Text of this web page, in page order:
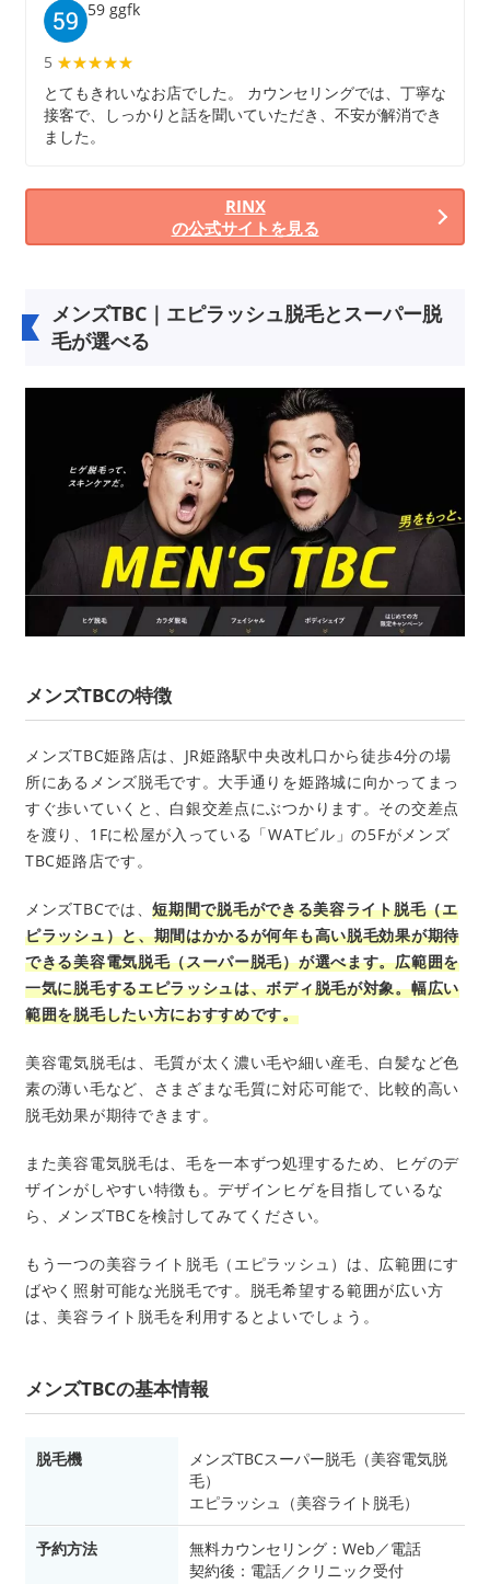
59 ggfk
5 ★★★★★
★★★★★
とてもきれいなお店でした。 カウンセリングでは、丁寧な
接客で、しっかりと話を聞いていただき、不安が解消でき
ました。
RINX
の公式サイトを見る
メンズTBC｜エピラッシュ脱毛とスーパー脱
毛が選べる
メンズTBCの特徴
メンズTBC姫路店は、JR姫路駅中央改札口から徒歩4分の場
所にあるメンズ脱毛です。大手通りを姫路城に向かってまっ
すぐ歩いていくと、白銀交差点にぶつかります。その交差点
を渡り、1Fに松屋が入っている「WATビル」の5Fがメンズ
TBC姫路店です。
メンズTBCでは、短期間で脱毛ができる美容ライト脱毛（エ
ピラッシュ）と、期間はかかるが何年も高い脱毛効果が期待
できる美容電気脱毛（スーパー脱毛）が選べます。広範囲を
一気に脱毛するエピラッシュは、ボディ脱毛が対象。幅広い
範囲を脱毛したい方におすすめです。
美容電気脱毛は、毛質が太く濃い毛や細い産毛、白髪など色
素の薄い毛など、さまざまな毛質に対応可能で、比較的高い
脱毛効果が期待できます。
また美容電気脱毛は、毛を一本ずつ処理するため、ヒゲのデ
ザインがしやすい特徴も。デザインヒゲを目指しているな
ら、メンズTBCを検討してみてください。
もう一つの美容ライト脱毛（エピラッシュ）は、広範囲にす
ばやく照射可能な光脱毛です。脱毛希望する範囲が広い方
は、美容ライト脱毛を利用するとよいでしょう。
メンズTBCの基本情報
脱毛機
メンズTBCスーパー脱毛（美容電気脱
毛）
エピラッシュ（美容ライト脱毛）
予約方法
無料カウンセリング：Web／電話
契約後：電話／クリニック受付